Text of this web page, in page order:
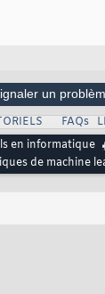
un
FAQs
en informatique
de machine